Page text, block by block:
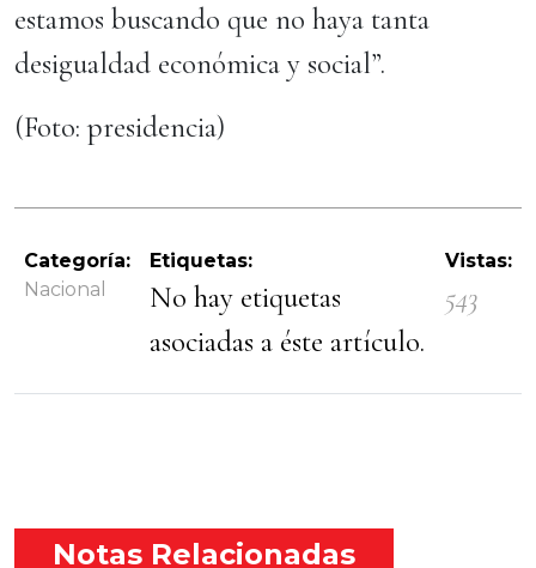
estamos buscando que no haya tanta
desigualdad económica y social”.
(Foto: presidencia)
Categoría:
Nacional
Etiquetas:
No hay etiquetas
asociadas a éste artículo.
Vistas:
543
Notas Relacionadas